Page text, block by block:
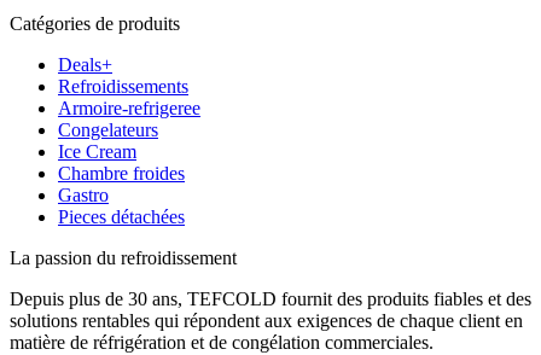
Catégories de produits
Deals+
Refroidissements
Armoire-refrigeree
Congelateurs
Ice Cream
Chambre froides
Gastro
Pieces détachées
La passion du refroidissement
Depuis plus de 30 ans, TEFCOLD fournit des produits fiables et des
solutions rentables qui répondent aux exigences de chaque client en
matière de réfrigération et de congélation commerciales.